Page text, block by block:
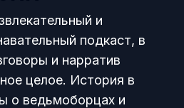
и
подкаст, в
и нарратив
целое. История в
о ведьмоборцах и